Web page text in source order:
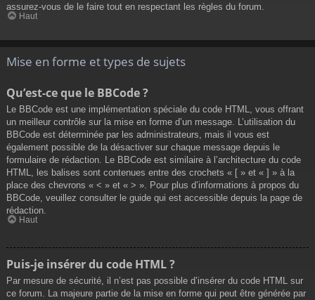
assurez-vous de le faire tout en respectant les règles du forum.
Haut
Mise en forme et types de sujets
Qu’est-ce que le BBCode ?
Le BBCode est une implémentation spéciale du code HTML, vous offrant
un meilleur contrôle sur la mise en forme d’un message. L’utilisation du
BBCode est déterminée par les administrateurs, mais il vous est
également possible de la désactiver sur chaque message depuis le
formulaire de rédaction. Le BBCode est similaire à l’architecture du code
HTML, les balises sont contenues entre des crochets « [ » et « ] » à la
place des chevrons « < » et « > ». Pour plus d’informations à propos du
BBCode, veuillez consulter le guide qui est accessible depuis la page de
rédaction.
Haut
Puis-je insérer du code HTML ?
Par mesure de sécurité, il n’est pas possible d’insérer du code HTML sur
ce forum. La majeure partie de la mise en forme qui peut être générée par